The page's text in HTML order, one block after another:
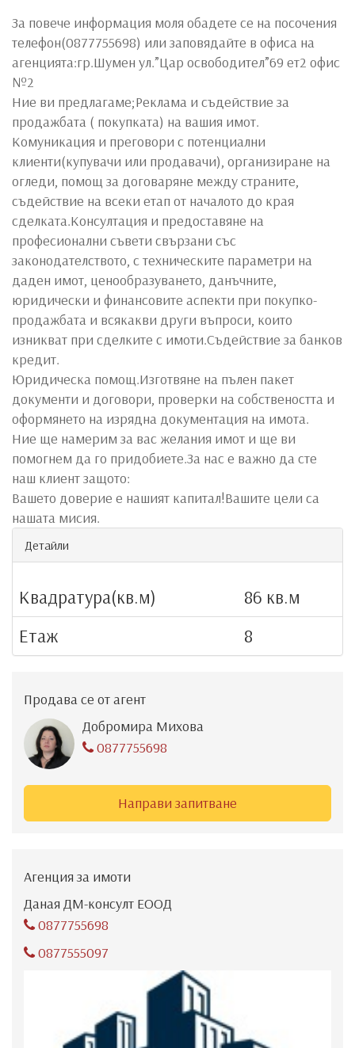
За повече информация моля обадете се на посочения
телефон(0877755698) или заповядайте в офиса на
агенцията:гр.Шумен ул.”Цар освободител”69 ет2 офис
№2
Ние ви предлагаме;Реклама и съдействие за
продажбата ( покупката) на вашия имот.
Комуникация и преговори с потенциални
клиенти(купувачи или продавачи), организиране на
огледи, помощ за договаряне между страните,
съдействие на всеки етап от началото до края
сделката.Консултация и предоставяне на
професионални съвети свързани със
законодателството, с техническите параметри на
даден имот, ценообразуването, данъчните,
юридически и финансовите аспекти при покупко-
продажбата и всякакви други въпроси, които
изникват при сделките с имоти.Съдействие за банков
кредит.
Юридическа помощ.Изготвяне на пълен пакет
документи и договори, проверки на собствеността и
оформянето на изрядна документация на имота.
Ние ще намерим за вас желания имот и ще ви
помогнем да го придобиете.За нас е важно да сте
наш клиент защото:
Вашето доверие е нашият капитал!Вашите цели са
нашата мисия.
Детайли
Квадратура(кв.м)
86 кв.м
Етаж
8
Продава се от агент
Добромира Михова
0877755698
Направи запитване
Агенция за имоти
Даная ДМ-консулт ЕООД
0877755698
0877555097